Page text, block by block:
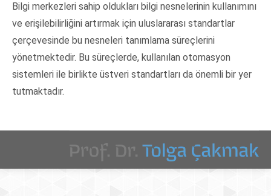
Bilgi merkezleri sahip oldukları bilgi nesnelerinin kullanımını
ve erişilebilirliğini artırmak için uluslararası standartlar
çerçevesinde bu nesneleri tanımlama süreçlerini
yönetmektedir. Bu süreçlerde, kullanılan otomasyon
sistemleri ile birlikte üstveri standartları da önemli bir yer
tutmaktadır.